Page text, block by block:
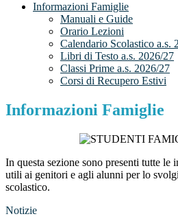
Informazioni Famiglie
Manuali e Guide
Orario Lezioni
Calendario Scolastico a.s.
Libri di Testo a.s. 2026/27
Classi Prime a.s. 2026/27
Corsi di Recupero Estivi
Informazioni Famiglie
In questa sezione sono presenti tutte
utili ai genitori e agli alunni per lo
scolastico.
Notizie